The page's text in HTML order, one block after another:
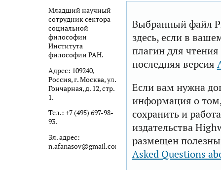
Младший научный
сотрудник сектора
социальной
философии
Института
философии РАН.
Адрес: 109240,
Россия, г. Москва, ул.
Гончарная, д. 12, стр.
1.
Тел.: +7 (495) 697-98-
93.
Эл. адрес:
n.afanasov@gmail.com
Выбранный файл
здесь, если в
плагин для
последняя версия
Если вам нужна
информация о том,
сохранить и
издательства
размещен
Asked Questions